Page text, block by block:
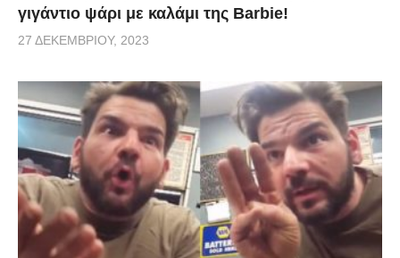
γιγάντιο ψάρι με καλάμι της Barbie!
27 ΔΕΚΕΜΒΡΊΟΥ, 2023